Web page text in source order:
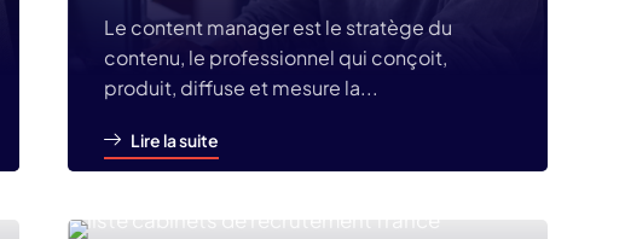
Le content manager est le stratège du
contenu, le professionnel qui conçoit,
produit, diffuse et mesure la...
Lire la suite